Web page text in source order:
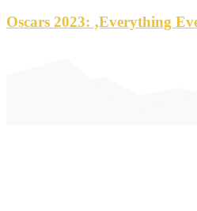
Oscars 2023: ‚Everything